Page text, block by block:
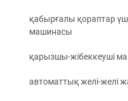
қабырғалы қораптар
машинасы
қарызшы-жібеккеуші
автоматтық желі-желі